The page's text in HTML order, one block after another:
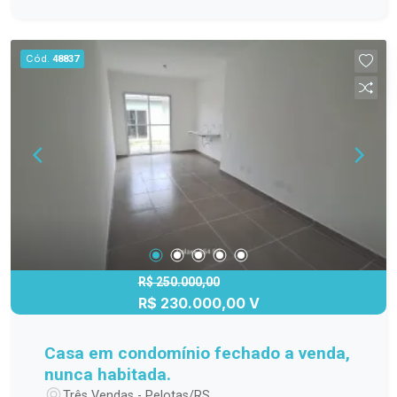
em um ambiente tranquilo, seguro e totalmente
pensado para o seu conforto. Agende sua visita e
venha conhecer essa bela casa!
Cód. 48837
R$ 250.000,00
R$ 230.000,00 V
Casa em condomínio fechado a venda,
nunca habitada.